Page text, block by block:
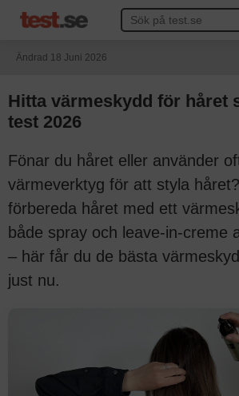
Ändrad 18 Juni 2026
Hitta värmeskydd för håret
test 2026
Fönar du håret eller använder
värmeverktyg för att styla
förbereda håret med ett
både spray och leave-in-creme
– här får du de bästa
just nu.